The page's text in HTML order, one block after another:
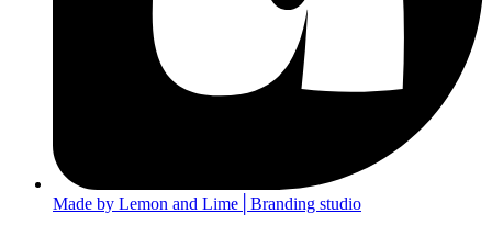
Made by Lemon and Lime│Branding studio